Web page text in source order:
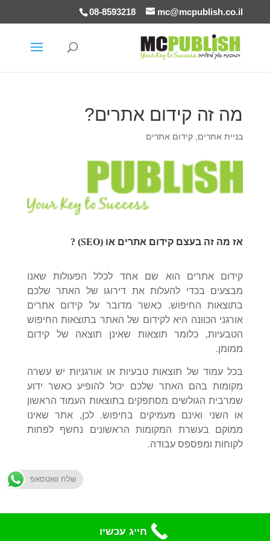
08-8593218 mc@mcpublish.co.il
מה זה קידום אתרים?
בניית אתרים קידום אתרים
אז מה זה בעצם קידום אתרים או (SEO) ?
קידום אתרים הוא שם אחד לכלל הפעולות שאנו
מבצעים בכדי להעלות את דירוגו של האתר שלכם
בתוצאות החיפוש. כאשר מדובר על קידום אתרים
אורגני הכוונה היא לקידום של האתר בתוצאות החיפוש
הטבעיות, כלומר תוצאות שאינן תוצאה של קידום
ממומן.
בכל עמוד של תוצאות טבעיות או אורגניות יש עשרה
מקומות בהם האתר שלכם יכול להופיע כאשר ידוע
שמרבית הגולשים מסתפקים בתוצאות העמוד הראשון
או השני ואינם מעמיקים בחיפוש.לכן, אתר שאינו
ממוקם בעשרת המקומות הראשונים נחשף לפחות
לקוחות ומפספס עבודה.
עיצוב |בניה | קידום אתרים |MCpublish
שלח וואטסאפ
חייג עכשיו